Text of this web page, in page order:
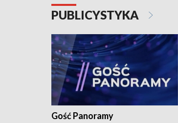
PUBLICYSTYKA
Gość Panoramy